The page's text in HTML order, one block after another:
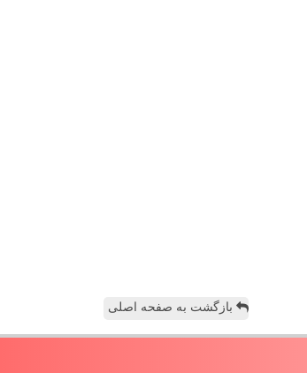
بازگشت به صفحه اصلی